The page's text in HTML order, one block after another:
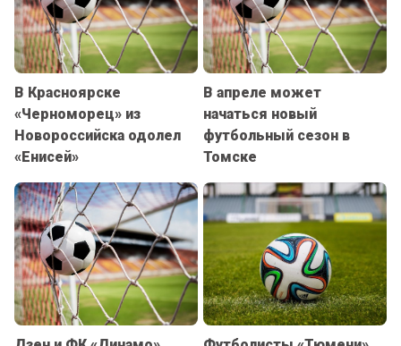
В Красноярске
«Черноморец» из
Новороссийска одолел
«Енисей»
В апреле может
начаться новый
футбольный сезон в
Томске